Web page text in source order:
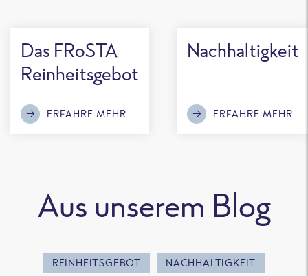
Das FRoSTA
Reinheitsgebot
ERFAHRE MEHR
Nachhaltigkeit
ERFAHRE MEHR
Aus unserem Blog
REINHEITSGEBOT NACHHALTIGKEIT